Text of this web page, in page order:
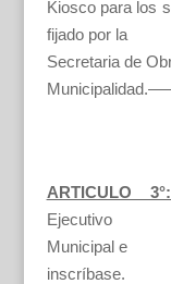
Kiosco para los
fijado por la
Secretaria de
ARTICULO
Ejecutivo
Municipal e
inscríbase.